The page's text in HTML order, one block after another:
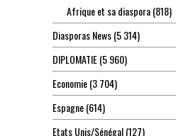
Afrique et sa diaspora(818)
Diasporas News(5 314)
DIPLOMATIE(5 960)
Economie(3 704)
Espagne(614)
Etats Unis/Sénégal(127)